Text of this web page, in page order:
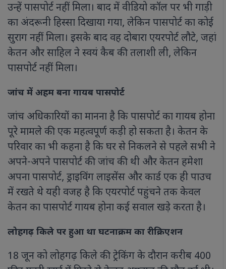
उन्हें पासपोर्ट नहीं मिला। बाद में वीडियो कॉल पर भी गाड़ी
का अंदरूनी हिस्सा दिखाया गया, लेकिन पासपोर्ट का कोई
सुराग नहीं मिला। इसके बाद वह दोबारा एयरपोर्ट लौटे, जहां
केतन और साहिल ने स्वयं कैब की तलाशी ली, लेकिन
पासपोर्ट नहीं मिला।
जांच में अहम बना गायब पासपोर्ट
जांच अधिकारियों का मानना है कि पासपोर्ट का गायब होना
पूरे मामले की एक महत्वपूर्ण कड़ी हो सकता है। केतन के
परिवार का भी कहना है कि घर से निकलने से पहले सभी ने
अपने-अपने पासपोर्ट की जांच की थी और केतन हमेशा
अपना पासपोर्ट, ड्राइविंग लाइसेंस और कार्ड एक ही पाउच
में रखते थे यही वजह है कि एयरपोर्ट पहुंचने तक केवल
केतन का पासपोर्ट गायब होना कई सवाल खड़े करता है।
लोहगढ़ किले पर हुआ था घटनाक्रम का रीक्रिएशन
18 जून को लोहगढ़ किले की ट्रेकिंग के दौरान करीब 400